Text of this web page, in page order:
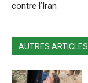
contre l’Iran
AUTRES ARTICLES